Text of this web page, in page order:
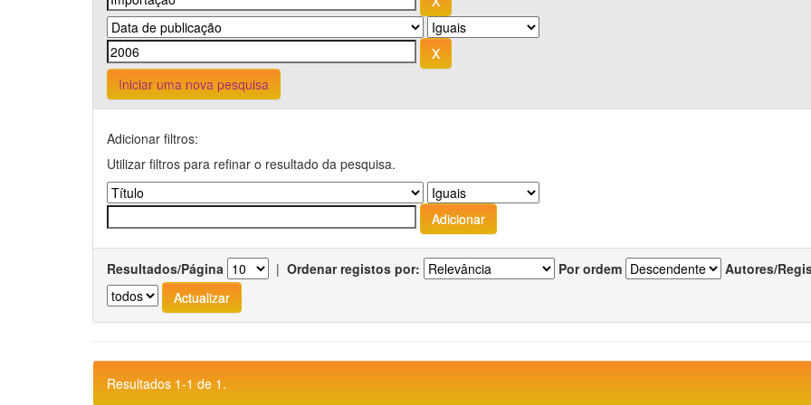
Iniciar uma nova pesquisa
Adicionar filtros:
Utilizar filtros para refinar o resultado da pesquisa.
Resultados/Página | Ordenar registos por: Por ordem Autores/
Resultados 1-1 de 1.